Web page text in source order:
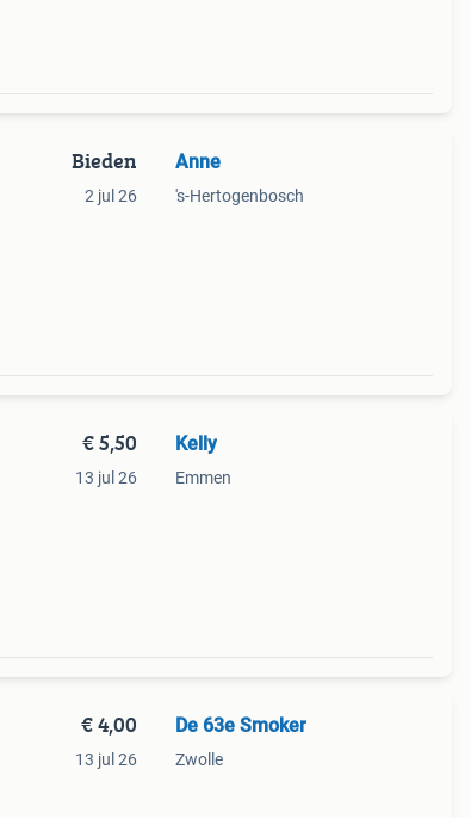
Bieden
2 jul 26
Anne
's-Hertogenbosch
€ 5,50
13 jul 26
Kelly
Emmen
€ 4,00
13 jul 26
De 63e Smoker
Zwolle